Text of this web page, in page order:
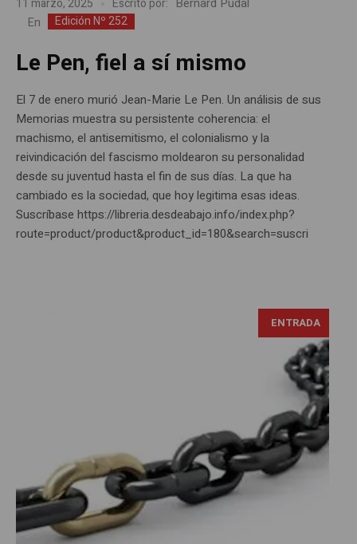
11 marzo, 2025 Escrito por: Bernard Pudal
En Edición Nº 252
Le Pen, fiel a sí mismo
El 7 de enero murió Jean-Marie Le Pen. Un análisis de sus
Memorias muestra su persistente coherencia: el
machismo, el antisemitismo, el colonialismo y la
reivindicación del fascismo moldearon su personalidad
desde su juventud hasta el fin de sus días. La que ha
cambiado es la sociedad, que hoy legitima esas ideas.
Suscríbase https://libreria.desdeabajo.info/index.php?
route=product/product&product_id=180&search=suscri
ENTRADA